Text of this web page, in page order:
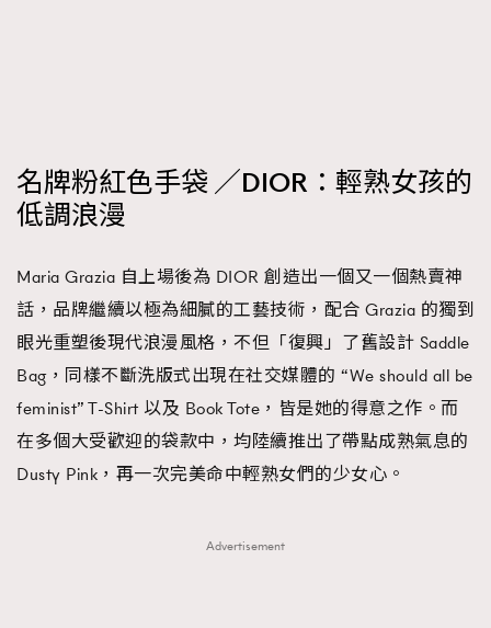
名牌粉紅色手袋 ／DIOR：輕熟女孩的
低調浪漫
Maria Grazia 自上場後為 DIOR 創造出一個又一個熱賣神
話，品牌繼續以極為細膩的工藝技術，配合 Grazia 的獨到
眼光重塑後現代浪漫風格，不但「復興」了舊設計 Saddle
Bag，同樣不斷洗版式出現在社交媒體的 “We should all be
feminist” T-Shirt 以及 Book Tote，皆是她的得意之作。而
在多個大受歡迎的袋款中，均陸續推出了帶點成熟氣息的
Dusty Pink，再一次完美命中輕熟女們的少女心。
Advertisement